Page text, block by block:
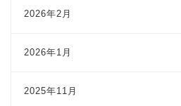
2026年2月
2026年1月
2025年11月